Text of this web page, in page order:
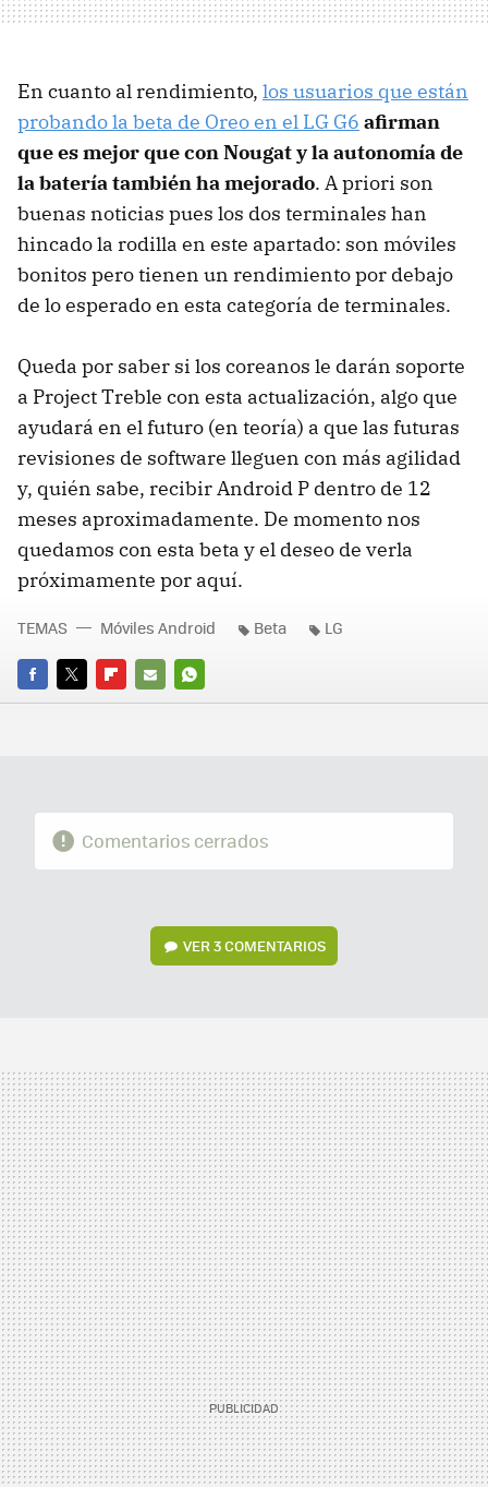
En cuanto al rendimiento, los usuarios que están
probando la beta de Oreo en el LG G6 afirman
que es mejor que con Nougat y la autonomía de
la batería también ha mejorado. A priori son
buenas noticias pues los dos terminales han
hincado la rodilla en este apartado: son móviles
bonitos pero tienen un rendimiento por debajo
de lo esperado en esta categoría de terminales.
Queda por saber si los coreanos le darán soporte
a Project Treble con esta actualización, algo que
ayudará en el futuro (en teoría) a que las futuras
revisiones de software lleguen con más agilidad
y, quién sabe, recibir Android P dentro de 12
meses aproximadamente. De momento nos
quedamos con esta beta y el deseo de verla
próximamente por aquí.
FACEBOOK
TWITTERFLIPBOARD
E-
WHATSAPP
TEMAS Móviles Android Beta LG
Comentarios cerrados
VER3 COMENTARIOS